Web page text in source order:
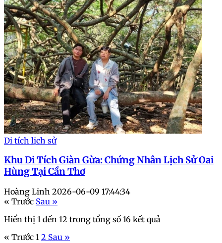
Di tích lịch sử
Khu Di Tích Giàn Gừa: Chứng Nhân Lịch Sử Oai
Hùng Tại Cần Thơ
Hoàng Linh 2026-06-09 17:44:34
« Trước Sau »
Hiển thị 1 đến 12 trong tổng số 16 kết quả
« Trước 1 2 Sau »